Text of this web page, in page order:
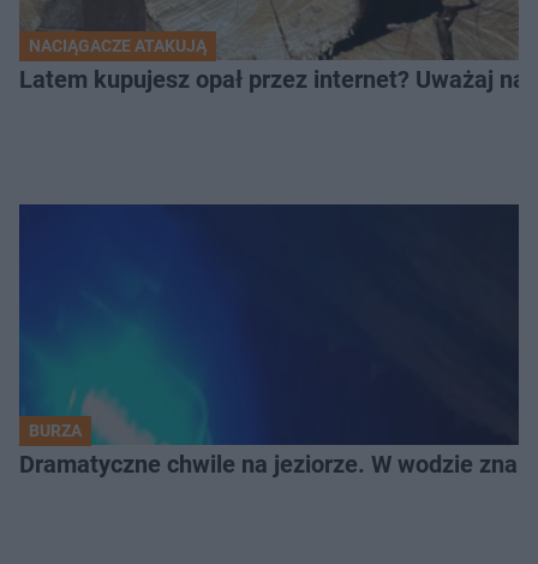
NACIĄGACZE ATAKUJĄ
Latem kupujesz opał przez internet? Uważaj na
BURZA
Dramatyczne chwile na jeziorze. W wodzie